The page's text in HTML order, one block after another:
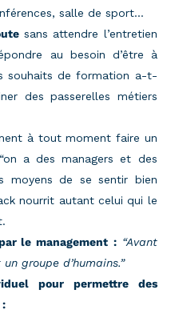
salle de sport…
sans attendre l’entretien
au besoin d’être à
souhaits de formation a-t-
des passerelles métiers
à tout moment faire un
a des managers et des
moyens de se sentir bien
nourrit autant celui qui le
le management : “Avant
groupe d’humains.”
pour permettre des
: